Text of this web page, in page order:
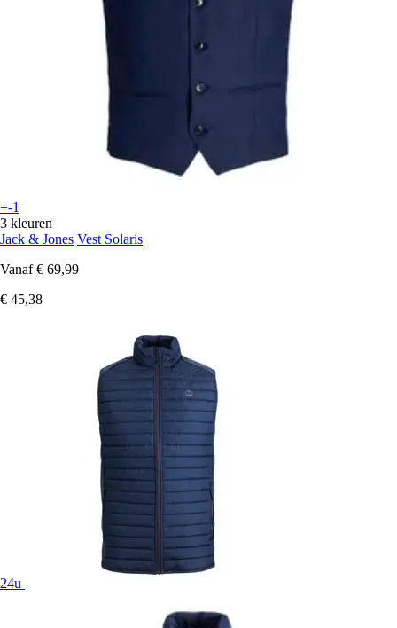
+-1
3 kleuren
Jack & Jones Vest Solaris
Vanaf € 69,99
€ 45,38
24u